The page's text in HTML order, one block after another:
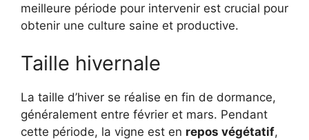
meilleure période pour intervenir est crucial pour
obtenir une culture saine et productive.
Taille hivernale
La taille d’hiver se réalise en fin de dormance,
généralement entre février et mars. Pendant
cette période, la vigne est en repos végétatif,